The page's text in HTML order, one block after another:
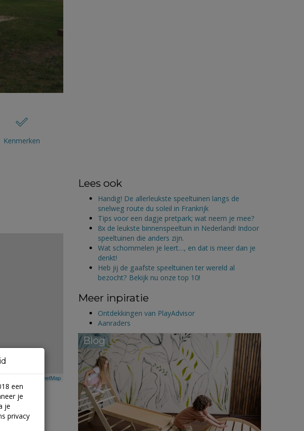
Kenmerken
OpenStreetMap
Lees ook
Handig! De allerleukste speeltuinen langs de
snelweg route du soleil in Frankrijk
Tips voor een dagje pretpark; wat neem je mee?
8x de leukste binnenspeeltuin in Nederland! Indoor
speeltuinen die anders zijn.
Wat schommelen je leert…, en dat is meer dan je
denkt!
Heb jij de gaafste speeltuinen ter wereld al
bezocht? Bekijk nu onze top 10!
Meer inpiratie
Ontdekkingen van PlayAdvisor
Aanraders
Blog
een
je
je
privacy